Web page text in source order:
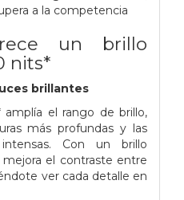
a la competencia
un brillo
nits*
brillantes
el rango de brillo,
más profundas y las
Con un brillo
el contraste entre
ver cada detalle en